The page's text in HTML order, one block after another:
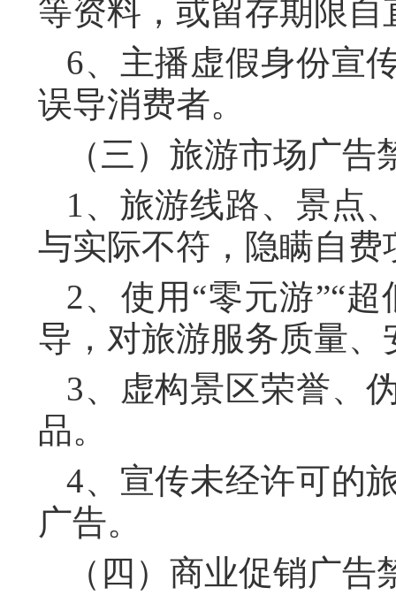
等资料，或留存期限
6、主播虚假身份宣
误导消费者。
（三）旅游市场广告
1、旅游线路、景点
与实际不符，隐瞒自
2、使用“零元游”“
导，对旅游服务质量
3、虚构景区荣誉、
品。
4、宣传未经许可的
广告。
（四）商业促销广告